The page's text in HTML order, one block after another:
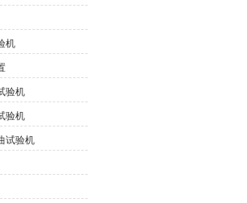
机
验机
验机
试验机